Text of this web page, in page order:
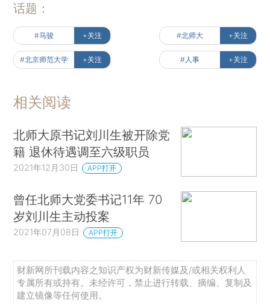
话题：
#马骏 +关注 #北师大 +关注
#北京师范大学 +关注 #人事 +关注
相关阅读
北师大原书记刘川生被开除党
籍 退休待遇调至六级职员
2021年12月30日 APP打开
曾任北师大党委书记11年 70
岁刘川生主动投案
2021年07月08日 APP打开
财新网所刊载内容之知识产权为财新传媒及/或相关权利人
专属所有或持有。未经许可，禁止进行转载、摘编、复制及
建立镜像等任何使用。